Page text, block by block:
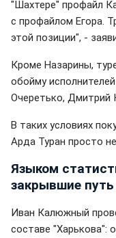
"Шахтере" профайл
с профайлом Егора.
этой позиции", -
Кроме Назарины,
обойму
Очеретько, Дмитрий
В таких условиях
Арда Туран просто
Языком
закрывшие
Иван Калюжный
составе "Харькова":